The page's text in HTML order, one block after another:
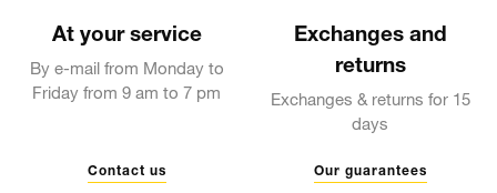
At your service
By e-mail from Monday to
Friday from 9 am to 7 pm
Contact us
Exchanges and
returns
Exchanges & returns for 15
days
Our guarantees